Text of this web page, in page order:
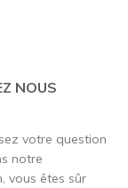
NOUS
votre question
notre
vous êtes sûr